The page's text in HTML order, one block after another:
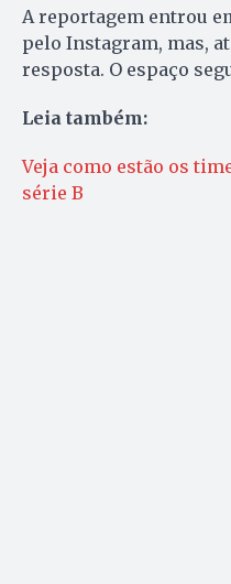
A reportagem entrou
pelo Instagram, mas,
resposta. O espaço
Leia também:
Veja como estão os
série B